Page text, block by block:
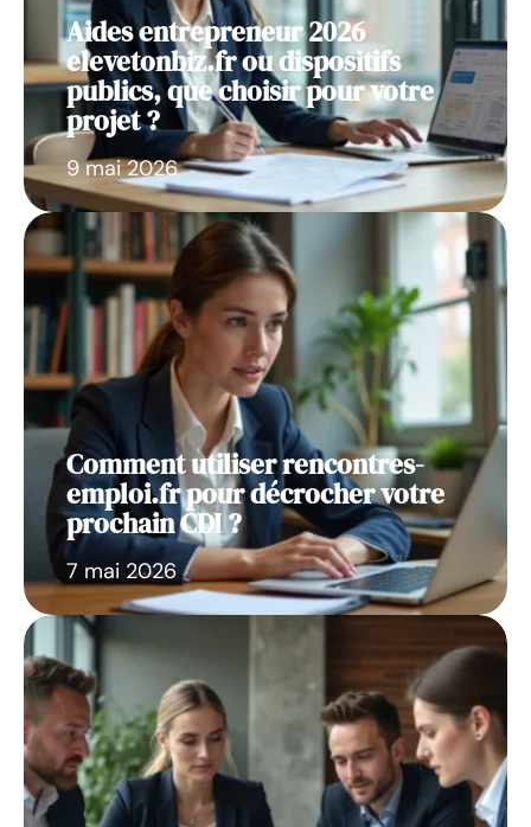
Aides entrepreneur 2026
elevetonbiz.fr ou dispositifs
publics, que choisir pour votre
projet ?
9 mai 2026
Comment utiliser rencontres-
emploi.fr pour décrocher votre
prochain CDI ?
7 mai 2026